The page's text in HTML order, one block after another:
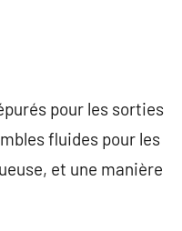
pour les sorties
fluides pour les
et une manière